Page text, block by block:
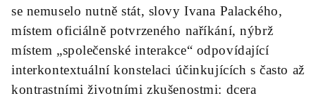
se nemuselo nutně stát, slovy Ivana Palackého,
místem oficiálně potvrzeného naříkání, nýbrž
místem „společenské interakce“ odpovídající
interkontextuální konstelaci účinkujících s často až
kontrastními životními zkušenostmi: dcera